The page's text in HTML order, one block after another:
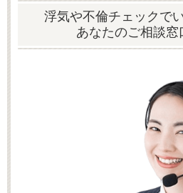
浮気や不倫チェックで
あなたのご相談窓